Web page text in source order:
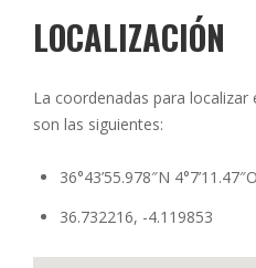
LOCALIZACIÓN
La coordenadas para
son las siguientes:
36°43’55.978″N 4°7’11.47″O
36.732216, -4.119853